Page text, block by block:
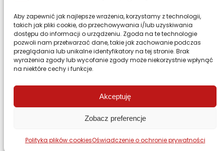
Aby zapewnić jak najlepsze wrażenia, korzystamy z technologii,
takich jak pliki cookie, do przechowywania i/lub uzyskiwania
dostępu do informacji o urządzeniu. Zgoda na te technologie
pozwoli nam przetwarzać dane, takie jak zachowanie podczas
przeglądania lub unikalne identyfikatory na tej stronie. Brak
wyrażenia zgody lub wycofanie zgody może niekorzystnie wpłynąć
na niektóre cechy i funkcje.
Akceptuję
Zobacz preferencje
Polityka plików cookiesOświadczenie o ochronie prywatności
Design & Code by Foxstudio.eu
Przewiń stronę do góry